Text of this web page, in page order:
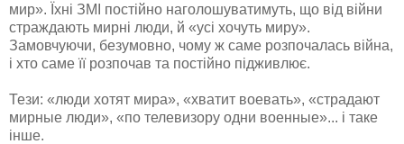
мир». Їхні ЗМІ постійно наголошуватимуть, що від війни
страждають мирні люди, й «усі хочуть миру».
Замовчуючи, безумовно, чому ж саме розпочалась війна,
і хто саме її розпочав та постійно підживлює.
Тези: «люди хотят мира», «хватит воевать», «страдают
мирные люди», «по телевизору одни военные»... і таке
інше.